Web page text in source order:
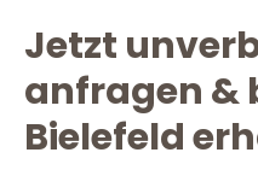
Jetzt
anfragen &
Bielefeld